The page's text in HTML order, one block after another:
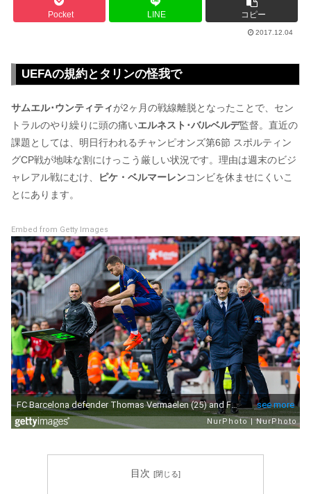
Pocket LINE コピー
2017.12.04
UEFAの規約とタリンの怪我で
サムエル･ウンティティが2ヶ月の戦線離脱となったことで、セン
トラルのやり繰りに頭の痛いエルネスト･バルベルデ監督。直近の
課題としては、明日行われるチャンピオンズ第6節 スポルティン
グCP戦が地味な割にけっこう厳しい状況です。理由は週末のビジ
ャレアル戦にむけ、
ピケ・ベルマーレンコンビを休ませにくいこ
とにあります。
Embed from Getty Images
目次